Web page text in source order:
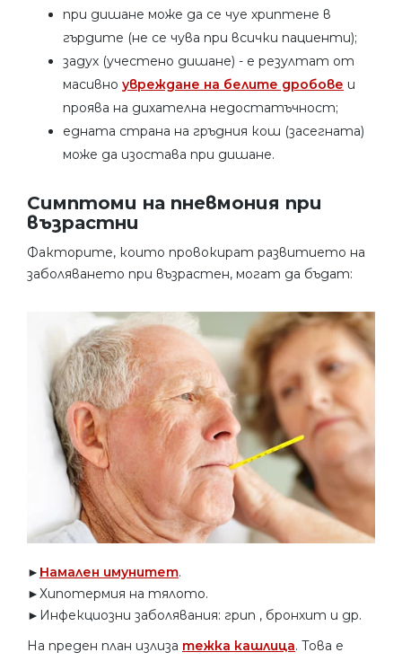
при дишане може да се чуе хриптене в
гърдите (не се чува при всички пациенти);
задух (учестено дишане) - е резултат от
масивно увреждане на белите дробове и
проява на дихателна недостатъчност;
едната страна на гръдния кош (засегната)
може да изостава при дишане.
Симптоми на пневмония при
възрастни
Факторите, които провокират развитието на
заболяването при възрастен, могат да бъдат:
► Намален имунитет.
►Хипотермия на тялото.
►Инфекциозни заболявания: грип , бронхит и др.
На преден план излиза тежка кашлица. Това е